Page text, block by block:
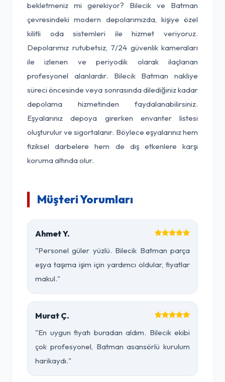
bekletmeniz mi gerekiyor? Bilecik ve Batman
çevresindeki modern depolarımızda, kişiye özel
kilitli oda sistemleri ile hizmet veriyoruz.
Depolarımız rutubetsiz, 7/24 güvenlik kameraları
ile izlenen ve periyodik olarak ilaçlanan
profesyonel alanlardır. Bilecik Batman nakliye
süreci öncesinde veya sonrasında dilediğiniz kadar
depolama hizmetinden faydalanabilirsiniz.
Eşyalarınız depoya girerken envanter listesi
oluşturulur ve sigortalanır. Böylece eşyalarınız hem
fiziksel darbelere hem de dış etkenlere karşı
koruma altında olur.
Müşteri Yorumları
Ahmet Y.
"Personel güler yüzlü. Bilecik Batman parça
eşya taşıma işim için yardımcı oldular, fiyatlar
makul."
Murat Ç.
"En uygun fiyatı buradan aldım. Bilecik ekibi
çok profesyonel, Batman asansörlü kurulum
harikaydı."